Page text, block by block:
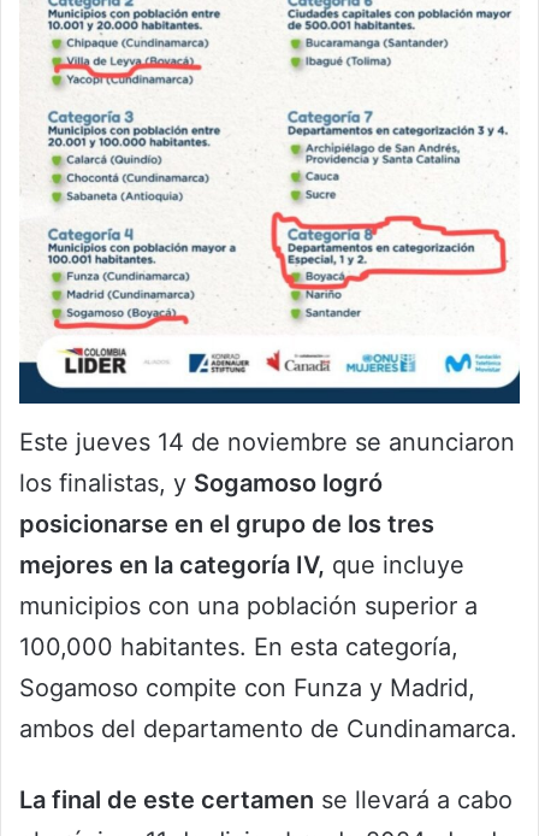
Este jueves 14 de noviembre se anunciaron
los finalistas, y Sogamoso logró
posicionarse en el grupo de los tres
mejores en la categoría IV, que incluye
municipios con una población superior a
100,000 habitantes. En esta categoría,
Sogamoso compite con Funza y Madrid,
ambos del departamento de Cundinamarca.
La final de este certamen se llevará a cabo